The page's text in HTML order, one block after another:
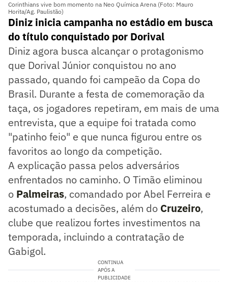
Corinthians vive bom momento na Neo Química Arena (Foto: Mauro
Horita/Ag. Paulistão)
Diniz inicia campanha no estádio em busca
do título conquistado por Dorival
Diniz agora busca alcançar o protagonismo
que Dorival Júnior conquistou no ano
passado, quando foi campeão da Copa do
Brasil. Durante a festa de comemoração da
taça, os jogadores repetiram, em mais de uma
entrevista, que a equipe foi tratada como
"patinho feio" e que nunca figurou entre os
favoritos ao longo da competição.
A explicação passa pelos adversários
enfrentados no caminho. O Timão eliminou
o Palmeiras, comandado por Abel Ferreira e
acostumado a decisões, além do Cruzeiro,
clube que realizou fortes investimentos na
temporada, incluindo a contratação de
Gabigol.
CONTINUA
APÓS A
PUBLICIDADE